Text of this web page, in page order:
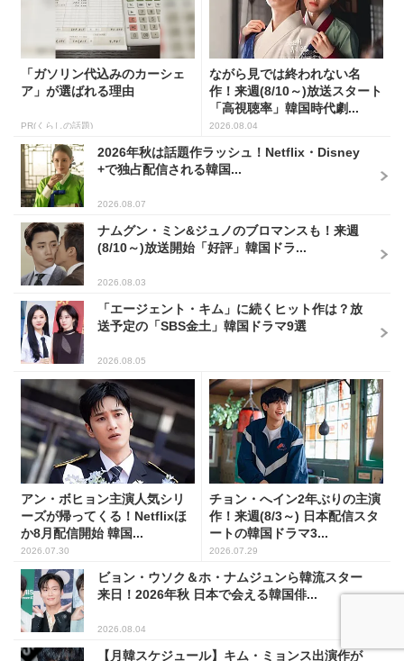
「ガソリン代込みのカーシェ
ア」が選ばれる理由
PR(くらしの話題)
ながら見では終われない名
作！来週(8/10～)放送スタート
「高視聴率」韓国時代劇...
2026.08.04
2026年秋は話題作ラッシュ！Netflix・Disney
+で独占配信される韓国...
2026.08.07
ナムグン・ミン&ジュノのブロマンスも！来週
(8/10～)放送開始「好評」韓国ドラ...
2026.08.03
「エージェント・キム」に続くヒット作は？放
送予定の「SBS金土」韓国ドラマ9選
2026.08.05
アン・ボヒョン主演人気シリ
ーズが帰ってくる！Netflixほ
か8月配信開始 韓国...
2026.07.30
チョン・へイン2年ぶりの主演
作！来週(8/3～) 日本配信スタ
ートの韓国ドラマ3...
2026.07.29
ビョン・ウソク＆ホ・ナムジュンら韓流スター
来日！2026年秋 日本で会える韓国俳...
2026.08.04
【月韓スケジュール】キム・ミョンス出演作が